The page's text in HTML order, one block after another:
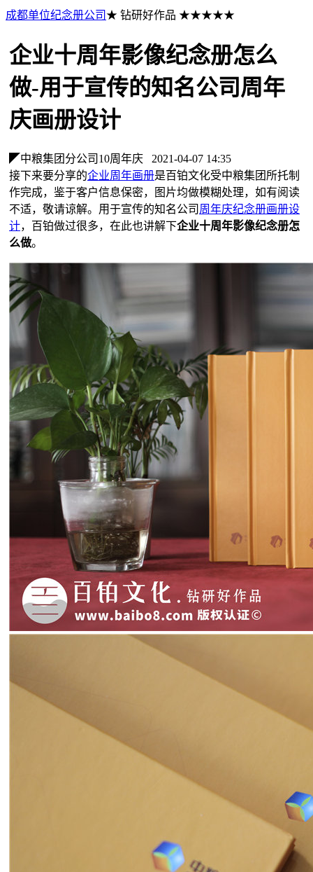
成都单位纪念册公司 ★ 钻研好作品 ★★★★★
企业十周年影像纪念册怎么
做-用于宣传的知名公司周年
庆画册设计
◤中粮集团分公司10周年庆
2021-04-07 14:35
接下来要分享的企业周年画册是百铂文化受中粮集团所托制
作完成，鉴于客户信息保密，图片均做模糊处理，如有阅读
不适，敬请谅解。用于宣传的知名公司 周年庆纪念册画册设
计，百铂做过很多，在此也讲解下企业十周年影像纪念册怎
么做。